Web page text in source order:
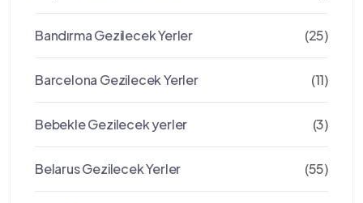
Bandırma Gezilecek Yerler (25)
Barcelona Gezilecek Yerler (11)
Bebekle Gezilecek yerler (3)
Belarus Gezilecek Yerler (55)